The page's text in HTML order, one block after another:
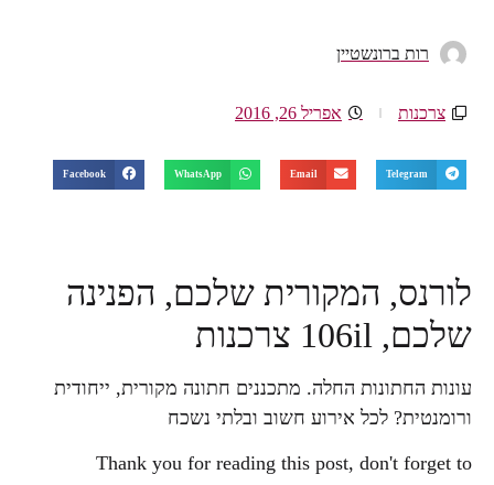
רות ברונשטיין
צרכנות אפריל 26, 2016
Telegram
Email
WhatsApp
Facebook
לורנס, המקורית שלכם, הפנינה
שלכם, 106il צרכנות
עונות החתונות החלה. מתכננים חתונה מקורית, ייחודית
ורומנטית? לכל אירוע חשוב ובלתי נשכח
Thank you for reading this post, don't forget to